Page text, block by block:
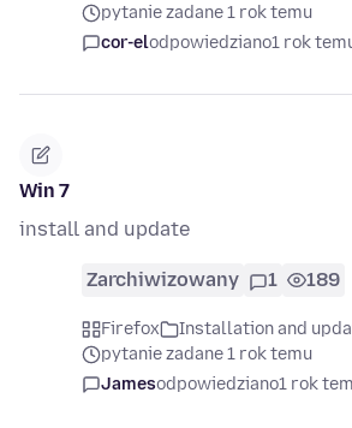
pytanie zadane 1 rok temu
cor-elodpowiedziano1 rok
Win 7
install and update
Zarchiwizowany 1 189
Firefox
Installation and
pytanie zadane 1 rok temu
Jamesodpowiedziano1 rok